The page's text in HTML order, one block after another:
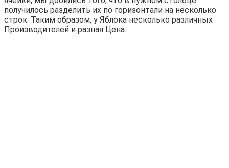
получилось разделить их по горизонтали на несколько
строк. Таким образом, у Яблока несколько различных
Производителей и разная Цена.